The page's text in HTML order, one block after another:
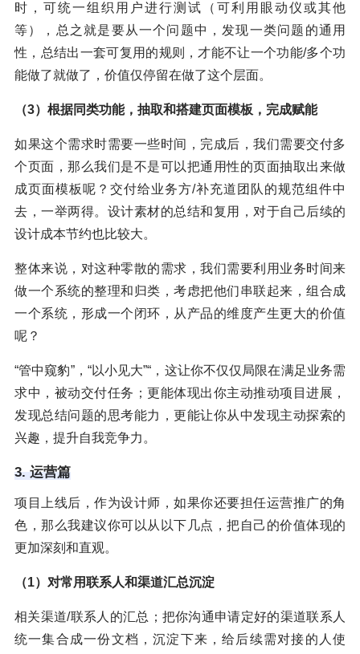
时，可统一组织用户进行测试（可利用眼动仪或其他
等），总之就是要从一个问题中，发现一类问题的通用
性，总结出一套可复用的规则，才能不让一个功能/多个功
能做了就做了，价值仅停留在做了这个层面。
（3）根据同类功能，抽取和搭建页面模板，完成赋能
如果这个需求时需要一些时间，完成后，我们需要交付多
个页面，那么我们是不是可以把通用性的页面抽取出来做
成页面模板呢？交付给业务方/补充道团队的规范组件中
去，一举两得。设计素材的总结和复用，对于自己后续的
设计成本节约也比较大。
整体来说，对这种零散的需求，我们需要利用业务时间来
做一个系统的整理和归类，考虑把他们串联起来，组合成
一个系统，形成一个闭环，从产品的维度产生更大的价值
呢？
“管中窥豹”，“以小见大”“，这让你不仅仅局限在满足业务需
求中，被动交付任务；更能体现出你主动推动项目进展，
发现总结问题的思考能力，更能让你从中发现主动探索的
兴趣，提升自我竞争力。
3. 运营篇
项目上线后，作为设计师，如果你还要担任运营推广的角
色，那么我建议你可以从以下几点，把自己的价值体现的
更加深刻和直观。
（1）对常用联系人和渠道汇总沉淀
相关渠道/联系人的汇总；把你沟通申请定好的渠道联系人
统一集合成一份文档，沉淀下来，给后续需对接的人使